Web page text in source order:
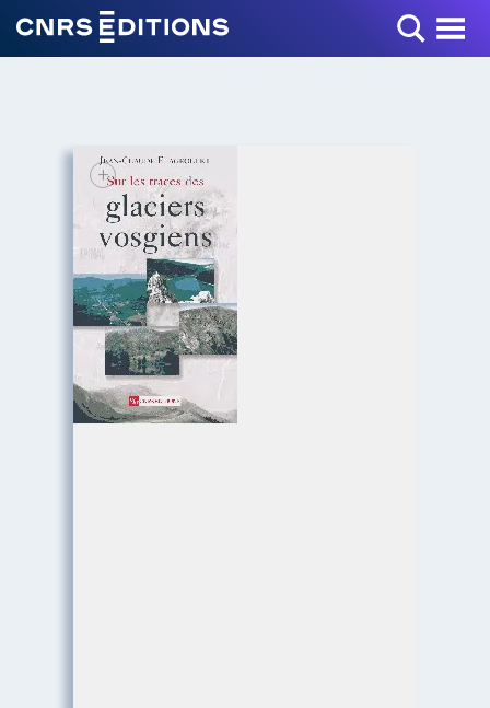
Toggle Menu
+